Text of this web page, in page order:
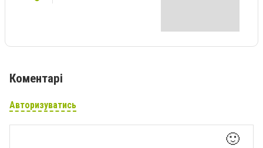
Коментарі
Авторизуватись
🙂